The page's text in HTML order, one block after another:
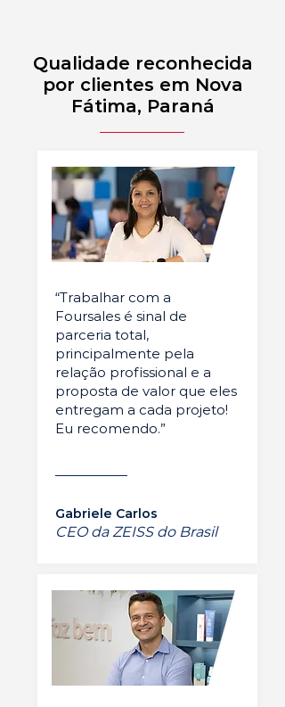
Qualidade reconhecida
por clientes em Nova
Fátima, Paraná
“Trabalhar com a
Foursales é sinal de
parceria total,
principalmente pela
relação profissional e a
proposta de valor que eles
entregam a cada projeto!
Eu recomendo.”
Gabriele Carlos
CEO da ZEISS do Brasil